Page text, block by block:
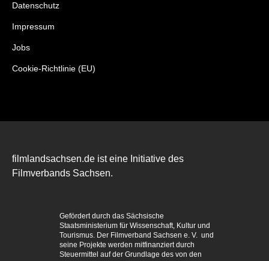
Datenschutz
Impressum
Jobs
Cookie-Richtlinie (EU)
filmlandsachsen.de ist eine Initiative des
Filmverbands Sachsen.
Gefördert durch das Sächsische
Staatsministerium für Wissenschaft, Kultur und
Tourismus. Der Filmverband Sachsen e. V. und
seine Projekte werden mitfinanziert durch
Steuermittel auf der Grundlage des von den